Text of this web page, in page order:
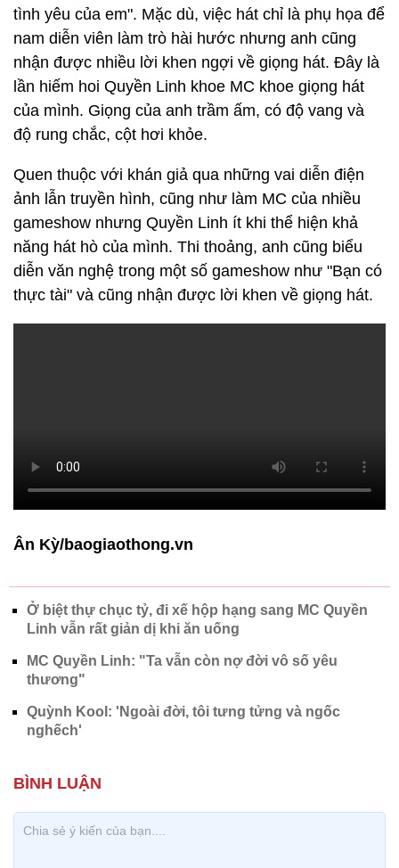
tình yêu của em". Mặc dù, việc hát chỉ là phụ họa để
nam diễn viên làm trò hài hước nhưng anh cũng
nhận được nhiều lời khen ngợi về giọng hát. Đây là
lần hiếm hoi Quyền Linh khoe MC khoe giọng hát
của mình. Giọng của anh trầm ấm, có độ vang và
độ rung chắc, cột hơi khỏe.
Quen thuộc với khán giả qua những vai diễn điện
ảnh lẫn truyền hình, cũng như làm MC của nhiều
gameshow nhưng Quyền Linh ít khi thể hiện khả
năng hát hò của mình. Thi thoảng, anh cũng biểu
diễn văn nghệ trong một số gameshow như "Bạn có
thực tài" và cũng nhận được lời khen về giọng hát.
Ân Kỳ/baogiaothong.vn
Ở biệt thự chục tỷ, đi xế hộp hạng sang MC Quyền
Linh vẫn rất giản dị khi ăn uống
MC Quyền Linh: "Ta vẫn còn nợ đời vô số yêu
thương"
Quỳnh Kool: 'Ngoài đời, tôi tưng tửng và ngốc
nghếch'